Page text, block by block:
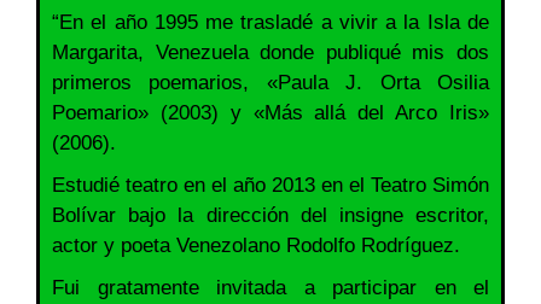
“En el año 1995 me trasladé a vivir a la Isla de
Margarita, Venezuela donde publiqué mis dos
primeros poemarios, «Paula J. Orta Osilia
Poemario» (2003) y «Más allá del Arco Iris»
(2006).
Estudié teatro en el año 2013 en el Teatro Simón
Bolívar bajo la dirección del insigne escritor,
actor y poeta Venezolano Rodolfo Rodríguez.
Fui gratamente invitada a participar en el